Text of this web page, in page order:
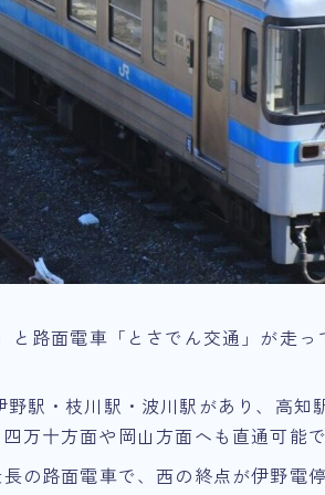
路面電車「とさでん交通」が走っ
野駅・枝川駅・波川駅があり、高知
万十方面や岡山方面へも直通可能で
長の路面電車で、西の終点が伊野電